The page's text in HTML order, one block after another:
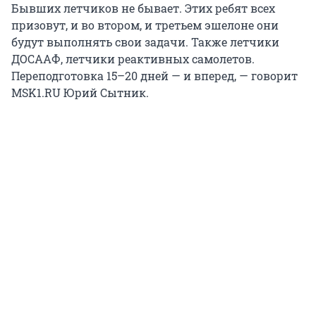
Бывших летчиков не бывает. Этих ребят всех
призовут, и во втором, и третьем эшелоне они
будут выполнять свои задачи. Также летчики
ДОСААФ, летчики реактивных самолетов.
Переподготовка 15–20 дней — и вперед, — говорит
MSK1.RU Юрий Сытник.